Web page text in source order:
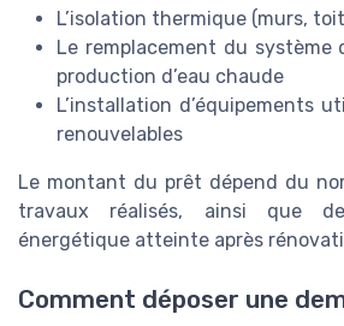
L’isolation thermique (murs,
Le remplacement du système
production d’eau chaude
L’installation d’équipements
renouvelables
Le montant du prêt dépend du
travaux réalisés, ainsi que
énergétique atteinte après
Comment déposer une